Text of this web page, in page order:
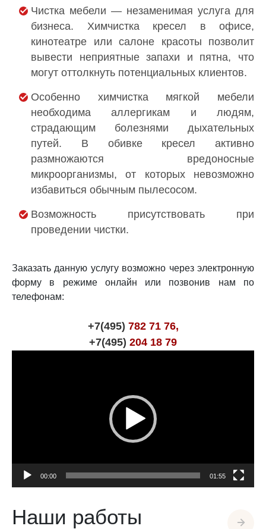
Чистка мебели — незаменимая услуга для
бизнеса. Химчистка кресел в офисе,
кинотеатре или салоне красоты позволит
вывести неприятные запахи и пятна, что
могут оттолкнуть потенциальных клиентов.
Особенно химчистка мягкой мебели
необходима аллергикам и людям,
страдающим болезнями дыхательных
путей. В обивке кресел активно
размножаются вредоносные
микроорганизмы, от которых невозможно
избавиться обычным пылесосом.
Возможность присутствовать при
проведении чистки.
Заказать данную услугу возможно через электронную
форму в режиме онлайн или позвонив нам по
телефонам:
+7(495) 782 71 76,
+7(495) 204 18 79
00:00 01:55
Наши работы